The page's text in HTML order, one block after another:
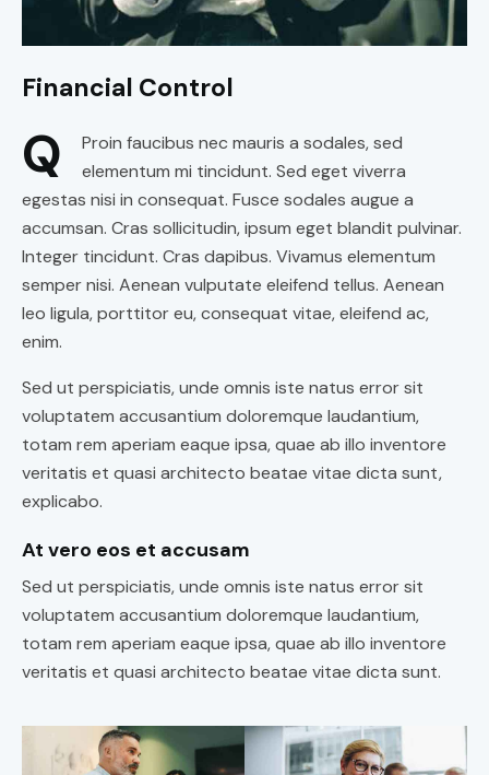
Financial Control
Q
Proin faucibus nec mauris a sodales, sed
elementum mi tincidunt. Sed eget viverra
egestas nisi in consequat. Fusce sodales augue a
accumsan. Cras sollicitudin, ipsum eget blandit pulvinar.
Integer tincidunt. Cras dapibus. Vivamus elementum
semper nisi. Aenean vulputate eleifend tellus. Aenean
leo ligula, porttitor eu, consequat vitae, eleifend ac,
enim.
Sed ut perspiciatis, unde omnis iste natus error sit
voluptatem accusantium doloremque laudantium,
totam rem aperiam eaque ipsa, quae ab illo inventore
veritatis et quasi architecto beatae vitae dicta sunt,
explicabo.
At vero eos et accusam
Sed ut perspiciatis, unde omnis iste natus error sit
voluptatem accusantium doloremque laudantium,
totam rem aperiam eaque ipsa, quae ab illo inventore
veritatis et quasi architecto beatae vitae dicta sunt.